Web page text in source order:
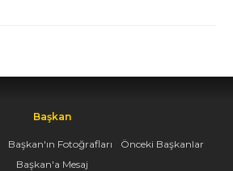
Başkan
Başkan'ın Fotoğrafları
Önceki Başkanlar
Başkan'a Mesaj